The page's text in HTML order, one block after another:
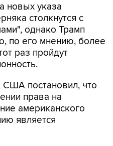
новых указа
столкнутся с
однако Трамп
по его мнению, более
раз пройдут
постановил, что
права на
американского
является